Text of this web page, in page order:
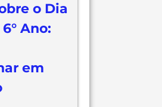
o Dia
Ano:
em